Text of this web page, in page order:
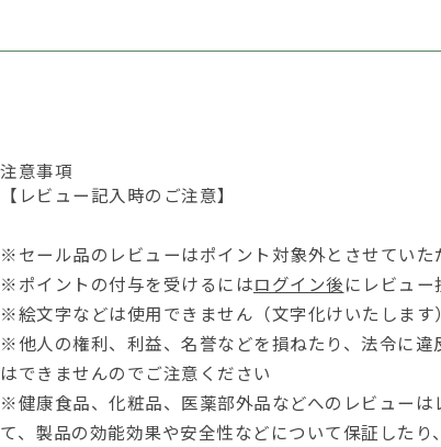
注意事項
【レビュー記入時のご注意】
※セール品のレビューはポイント対象外とさせていた
※ポイントの付与を受けるにはログイン後にレビュ
※絵文字などは使用できません（文字化けいたします）
※他人の権利、利益、名誉などを損ねたり、法令に違
はできませんのでご注意ください
※健康食品、化粧品、医薬部外品などへのレビューは
て、製品の効能効果や安全性などについて保証した